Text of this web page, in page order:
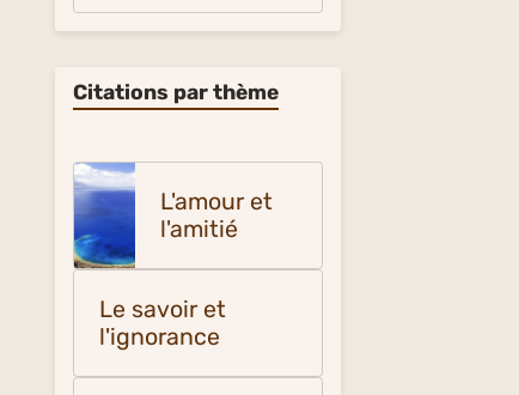
Citations par thème
L'amour et
l'amitié
Le savoir et
l'ignorance